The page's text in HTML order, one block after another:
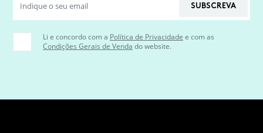
SUBSCREVA
Li e concordo com a Política de Privacidade e com as
Condições Gerais de Venda do website.